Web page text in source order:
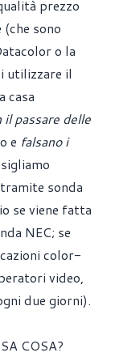
prezzo
(che sono
o la
utilizzare il
casa
il passare delle
e falsano i
sonda
se viene fatta
NEC; se
color-
video,
due giorni).
COSA?